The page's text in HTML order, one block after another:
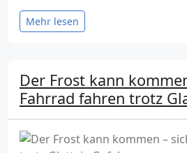
Mehr lesen
Der Frost kann
Fahrrad fahren trotz